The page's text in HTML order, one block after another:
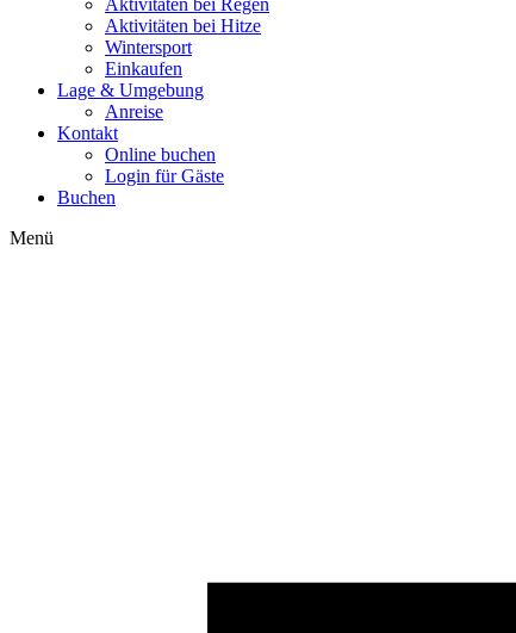
Aktivitäten bei Regen
Aktivitäten bei Hitze
Wintersport
Einkaufen
Lage & Umgebung
Anreise
Kontakt
Online buchen
Login für Gäste
Buchen
Menü